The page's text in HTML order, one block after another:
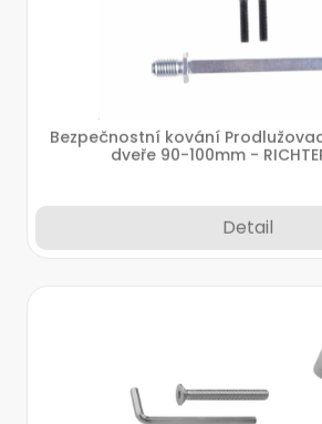
Bezpečnostní kování
dveře 90-100mm -
Detail